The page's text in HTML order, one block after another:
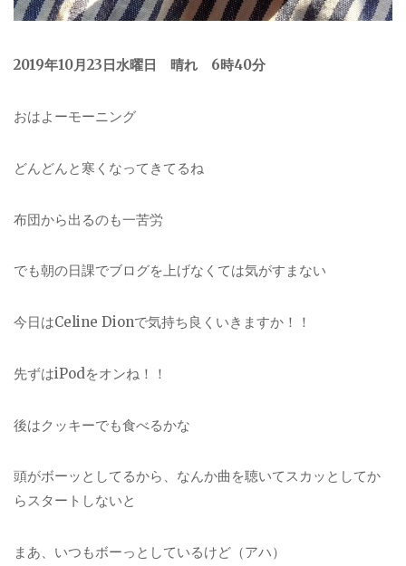
2019年10月23日水曜日 晴れ 6時40分
おはよーモーニング
どんどんと寒くなってきてるね
布団から出るのも一苦労
でも朝の日課でブログを上げなくては気がすまない
今日はCeline Dionで気持ち良くいきますか！！
先ずはiPodをオンね！！
後はクッキーでも食べるかな
頭がボーッとしてるから、なんか曲を聴いてスカッとしてか
らスタートしないと
まあ、いつもボーっとしているけど（アハ）